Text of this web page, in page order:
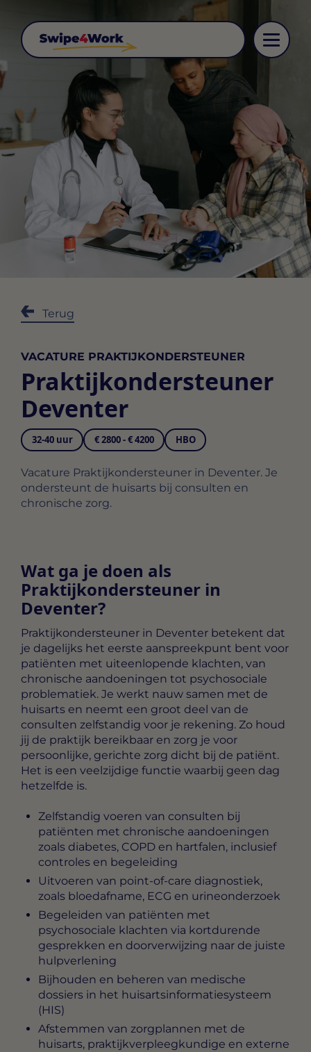
Terug
VACATURE PRAKTIJKONDERSTEUNER
Praktijkondersteuner
Deventer
32-40 uur € 2800 - € 4200 HBO
Vacature Praktijkondersteuner in Deventer. Je
ondersteunt de huisarts bij consulten en
chronische zorg.
Wat ga je doen als
Praktijkondersteuner in
Deventer?
Praktijkondersteuner in Deventer betekent dat
je dagelijks het eerste aanspreekpunt bent voor
patiënten met uiteenlopende klachten, van
chronische aandoeningen tot psychosociale
problematiek. Je werkt nauw samen met de
huisarts en neemt een groot deel van de
consulten zelfstandig voor je rekening. Zo houd
jij de praktijk bereikbaar en zorg je voor
persoonlijke, gerichte zorg dicht bij de patiënt.
Het is een veelzijdige functie waarbij geen dag
hetzelfde is.
Zelfstandig voeren van consulten bij
patiënten met chronische aandoeningen
zoals diabetes, COPD en hartfalen, inclusief
controles en begeleiding
Uitvoeren van point-of-care diagnostiek,
zoals bloedafname, ECG en urineonderzoek
Begeleiden van patiënten met
psychosociale klachten via kortdurende
gesprekken en doorverwijzing naar de juiste
hulpverlening
Bijhouden en beheren van medische
dossiers in het huisartsinformatiesysteem
(HIS)
Afstemmen van zorgplannen met de
huisarts, praktijkverpleegkundige en externe